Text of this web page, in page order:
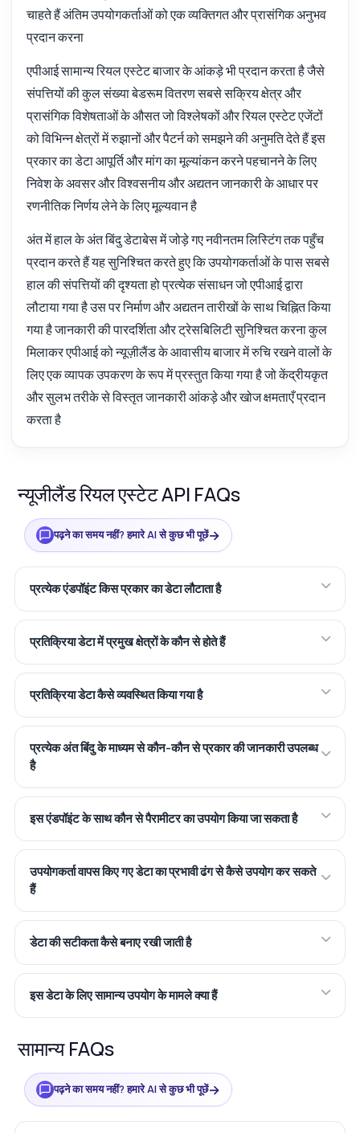
चाहते हैं अंतिम उपयोगकर्ताओं को एक व्यक्तिगत और प्रासंगिक अनुभव
प्रदान करना
एपीआई सामान्य रियल एस्टेट बाजार के आंकड़े भी प्रदान करता है जैसे
संपत्तियों की कुल संख्या बेडरूम वितरण सबसे सक्रिय क्षेत्र और
प्रासंगिक विशेषताओं के औसत जो विश्लेषकों और रियल एस्टेट एजेंटों
को विभिन्न क्षेत्रों में रुझानों और पैटर्न को समझने की अनुमति देते हैं इस
प्रकार का डेटा आपूर्ति और मांग का मूल्यांकन करने पहचानने के लिए
निवेश के अवसर और विश्वसनीय और अद्यतन जानकारी के आधार पर
रणनीतिक निर्णय लेने के लिए मूल्यवान है
अंत में हाल के अंत बिंदु डेटाबेस में जोड़े गए नवीनतम लिस्टिंग तक पहुँच
प्रदान करते हैं यह सुनिश्चित करते हुए कि उपयोगकर्ताओं के पास सबसे
हाल की संपत्तियों की दृश्यता हो प्रत्येक संसाधन जो एपीआई द्वारा
लौटाया गया है उस पर निर्माण और अद्यतन तारीखों के साथ चिह्नित किया
गया है जानकारी की पारदर्शिता और ट्रेसबिलिटी सुनिश्चित करना कुल
मिलाकर एपीआई को न्यूज़ीलैंड के आवासीय बाजार में रुचि रखने वालों के
लिए एक व्यापक उपकरण के रूप में प्रस्तुत किया गया है जो केंद्रीयकृत
और सुलभ तरीके से विस्तृत जानकारी आंकड़े और खोज क्षमताएँ प्रदान
करता है
न्यूजीलैंड रियल एस्टेट API FAQs
पढ़ने का समय नहीं? हमारे AI से कुछ भी पूछें→
प्रत्येक एंडपॉइंट किस प्रकार का डेटा लौटाता है
प्रतिक्रिया डेटा में प्रमुख क्षेत्रों के कौन से होते हैं
प्रतिक्रिया डेटा कैसे व्यवस्थित किया गया है
प्रत्येक अंत बिंदु के माध्यम से कौन-कौन से प्रकार की जानकारी उपलब्ध
है
इस एंडपॉइंट के साथ कौन से पैरामीटर का उपयोग किया जा सकता है
उपयोगकर्ता वापस किए गए डेटा का प्रभावी ढंग से कैसे उपयोग कर सकते
हैं
डेटा की सटीकता कैसे बनाए रखी जाती है
इस डेटा के लिए सामान्य उपयोग के मामले क्या हैं
सामान्य FAQs
पढ़ने का समय नहीं? हमारे AI से कुछ भी पूछें→